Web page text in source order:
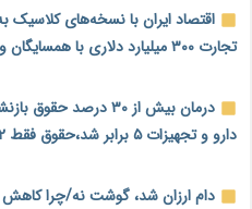
اقتصاد ایران با نسخه‌های
تجارت ۳۰۰ میلیارد دلاری با همسایگان وجود دارد
درمان بیش از ۳۰ درصد
دارو و تجهیزات ۵ برابر شد،حقوق فقط ۱.۲ برابر افزایش یافت
دام ارزان شد، گوشت نه/چرا